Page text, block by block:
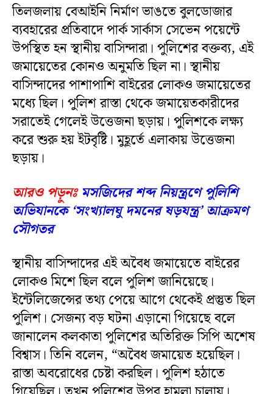
তিলজলায় বেআইনি নির্মাণ ভাঙতে বুলডোজার
ব্যবহারের প্রতিবাদে পার্ক সার্কাস সেভেন পয়েন্টে
উপস্থিত হন স্থানীয় বাসিন্দারা। পুলিশের বক্তব্য, এই
জমায়েতের কোনও অনুমতি ছিল না। স্থানীয়
বাসিন্দাদের পাশাপাশি বাইরের লোকও জমায়েতের
মধ্যে ছিল। পুলিশ রাস্তা থেকে জমায়েতকারীদের
সরাতেই গেলেই উত্তেজনা ছড়ায়। পুলিশকে লক্ষ্য
করে শুরু হয় ইটবৃষ্টি। মুহূর্তে এলাকায় উত্তেজনা
ছড়ায়।
আরও পড়ুনঃ মসজিদের শব্দ নিয়ন্ত্রণে পুলিশি
অভিযানকে ‘সংখ্যালঘু দমনের ষড়যন্ত্র’ আক্রমণ
সৌগতর
স্থানীয় বাসিন্দাদের এই অবৈধ জমায়েতে বাইরের
লোকও মিশে ছিল বলে পুলিশ জানিয়েছে।
ইন্টেলিজেন্সের তথ্য পেয়ে আগে থেকেই প্রস্তুত ছিল
পুলিশ। সেজন্য বড় ঘটনা এড়ানো গিয়েছে বলে
জানালেন কলকাতা পুলিশের অতিরিক্ত সিপি অশেষ
বিশ্বাস। তিনি বলেন, “অবৈধ জমায়েত হয়েছিল।
রাস্তা অবরোধের চেষ্টা করছিল। পুলিশ হঠাতে